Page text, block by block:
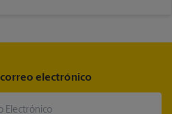
electrónico